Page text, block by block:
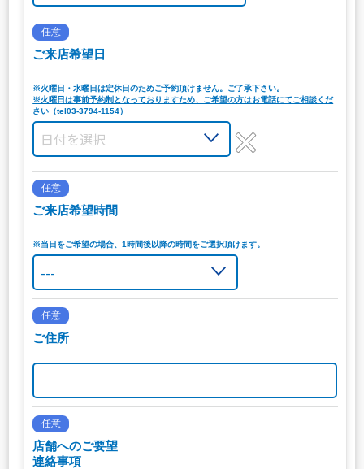
任意
ご来店希望日
※火曜日・水曜日は定休日のためご予約頂けません。ご了承下さい。
※火曜日は事前予約制となっておりますため、ご希望の方はお電話にてご相談くだ
さい（tel03-3794-1154）
任意
ご来店希望時間
※当日をご希望の場合、1時間後以降の時間をご選択頂けます。
任意
ご住所
任意
店舗へのご要望
連絡事項